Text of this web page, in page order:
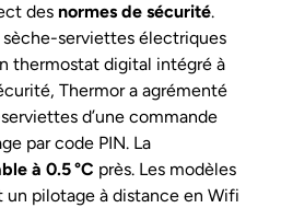
des normes de sécurité.
sèche-serviettes électriques
thermostat digital intégré à
Thermor a agrémenté
d’une commande
par code PIN. La
à 0.5 °C près. Les modèles
pilotage à distance en Wifi